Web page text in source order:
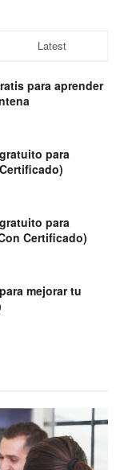
Latest
para aprender
para
para
Certificado)
mejorar tu